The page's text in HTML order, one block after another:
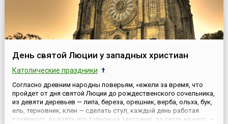
День святой Люции у западных христиан
Католические праздники
Согласно древним народны поверьям, «ежели за время, что
пройдет от дня святой Люции до рождественского сочельника,
из девяти деревьев — липа, береза, орешник, верба, ольха, бук,
ель, терновник, клен — сделать стул, каждый день работая
понемногу, да взять его тайком на заутреню, да сесть на него, —